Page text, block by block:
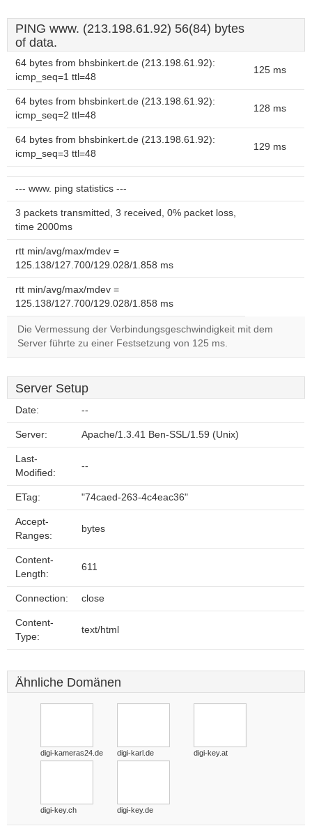
PING www. (213.198.61.92) 56(84) bytes
of data.
64 bytes from bhsbinkert.de (213.198.61.92):
icmp_seq=1 ttl=48
125 ms
64 bytes from bhsbinkert.de (213.198.61.92):
icmp_seq=2 ttl=48
128 ms
64 bytes from bhsbinkert.de (213.198.61.92):
icmp_seq=3 ttl=48
129 ms
--- www. ping statistics ---
3 packets transmitted, 3 received, 0% packet loss,
time 2000ms
rtt min/avg/max/mdev =
125.138/127.700/129.028/1.858 ms
rtt min/avg/max/mdev =
125.138/127.700/129.028/1.858 ms
Die Vermessung der Verbindungsgeschwindigkeit mit dem
Server führte zu einer Festsetzung von 125 ms.
Server Setup
Date: --
Server: Apache/1.3.41 Ben-SSL/1.59 (Unix)
Last-
Modified:
--
ETag: "74caed-263-4c4eac36"
Accept-
Ranges:
bytes
Content-
Length:
611
Connection: close
Content-
Type:
text/html
Ähnliche Domänen
digi-kameras24.de digi-karl.de digi-key.at
digi-key.ch digi-key.de